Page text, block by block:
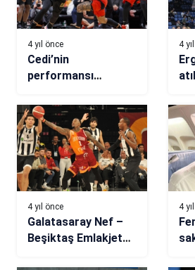
4 yıl önce
Cedi’nin
performansı
yetmedi
4
4 yıl önce
Galatasaray Nef –
Beşiktaş Emlakjet
4